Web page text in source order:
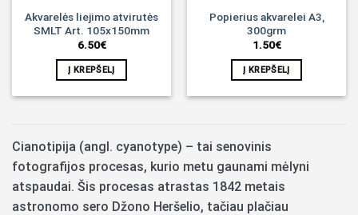
Akvarelės liejimo atvirutės
SMLT Art. 105x150mm
6.50€
Į KREPŠELĮ
Popierius akvarelei A3,
300grm
1.50€
Į KREPŠELĮ
Cianotipija (angl. cyanotype) – tai senovinis
fotografijos procesas, kurio metu gaunami mėlyni
atspaudai. Šis procesas atrastas 1842 metais
astronomo sero Džono Heršelio, tačiau plačiau